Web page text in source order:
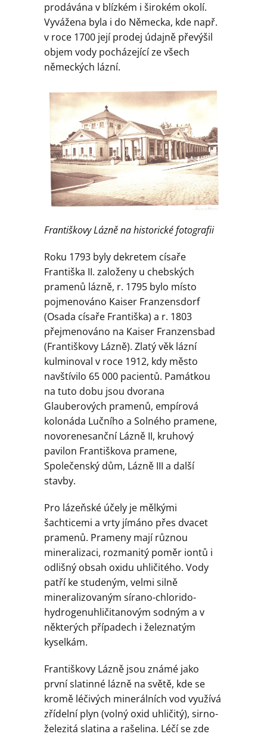
prodávána v blízkém i širokém okolí.
Vyvážena byla i do Německa, kde např.
v roce 1700 její prodej údajně převýšil
objem vody pocházející ze všech
německých lázní.
Františkovy Lázně na historické fotografii
Roku 1793 byly dekretem císaře
Františka II. založeny u chebských
pramenů lázně, r. 1795 bylo místo
pojmenováno Kaiser Franzensdorf
(Osada císaře Františka) a r. 1803
přejmenováno na Kaiser Franzensbad
(Františkovy Lázně). Zlatý věk lázní
kulminoval v roce 1912, kdy město
navštívilo 65 000 pacientů. Památkou
na tuto dobu jsou dvorana
Glauberových pramenů, empírová
kolonáda Lučního a Solného pramene,
novorenesanční Lázně II, kruhový
pavilon Františkova pramene,
Společenský dům, Lázně III a další
stavby.
Pro lázeňské účely je mělkými
šachticemi a vrty jímáno přes dvacet
pramenů. Prameny mají různou
mineralizaci, rozmanitý poměr iontů i
odlišný obsah oxidu uhličitého. Vody
patří ke studeným, velmi silně
mineralizovaným sírano-chlorido-
hydrogenuhličitanovým sodným a v
některých případech i železnatým
kyselkám.
Františkovy Lázně jsou známé jako
první slatinné lázně na světě, kde se
kromě léčivých minerálních vod využívá
zřídelní plyn (volný oxid uhličitý), sirno-
železitá slatina a rašelina. Léčí se zde